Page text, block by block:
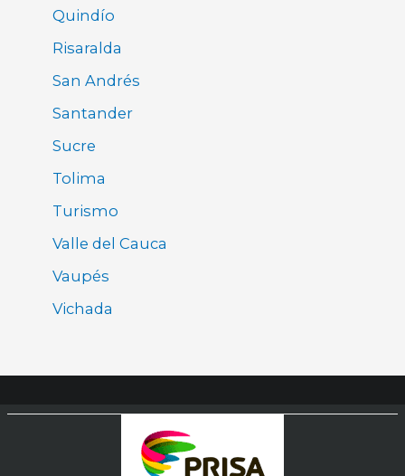
Quindío
Risaralda
San Andrés
Santander
Sucre
Tolima
Turismo
Valle del Cauca
Vaupés
Vichada